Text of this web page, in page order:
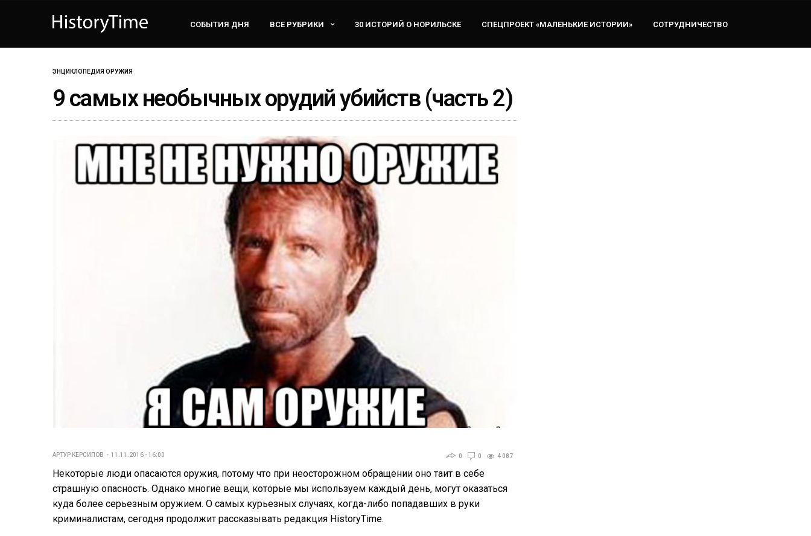
СОБЫТИЯ ДНЯ ВСЕ РУБРИКИ 30 ИСТОРИЙ О НОРИЛЬСКЕ СПЕЦПРОЕКТ «МАЛЕНЬКИЕ ИСТОРИИ» СОТРУДНИЧЕСТВО
ЭНЦИКЛОПЕДИЯ ОРУЖИЯ
9 самых необычных орудий убийств (часть 2)
АРТУР КЕРСИПОВ 11.11.2016 - 16:00 0 0 4 087
Некоторые люди опасаются оружия, потому что при неосторожном обращении оно таит в себе
страшную опасность. Однако многие вещи, которые мы используем каждый день, могут оказаться
куда более серьезным оружием. О самых курьезных случаях, когда-либо попадавших в руки
криминалистам, сегодня продолжит рассказывать редакция HistoryTime.